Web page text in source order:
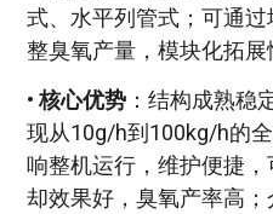
式、水平列管式；可通
整臭氧产量，模块化拓展
•核心优势 ：结构成熟稳
现从10g/h到100kg/h的
响整机运行，维护便捷
却效果好，臭氧产率高